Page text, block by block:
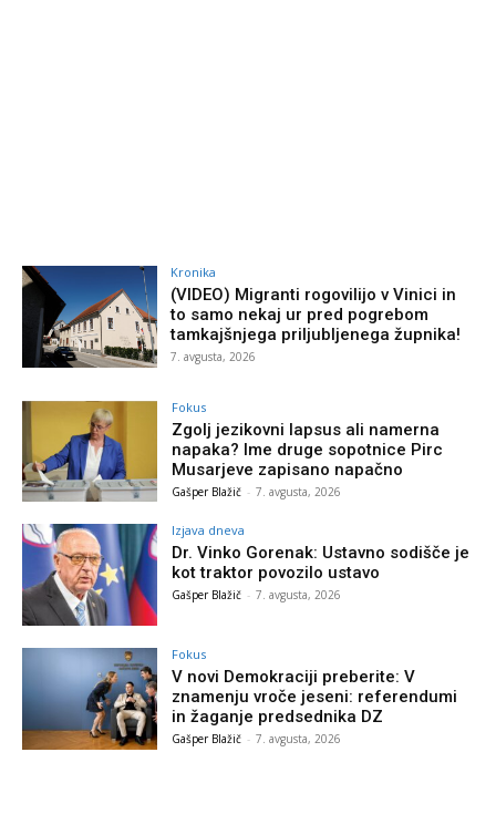
Kronika
(VIDEO) Migranti rogovilijo v Vinici in
to samo nekaj ur pred pogrebom
tamkajšnjega priljubljenega župnika!
7. avgusta, 2026
Fokus
Zgolj jezikovni lapsus ali namerna
napaka? Ime druge sopotnice Pirc
Musarjeve zapisano napačno
Gašper Blažič - 7. avgusta, 2026
Izjava dneva
Dr. Vinko Gorenak: Ustavno sodišče je
kot traktor povozilo ustavo
Gašper Blažič - 7. avgusta, 2026
Fokus
V novi Demokraciji preberite: V
znamenju vroče jeseni: referendumi
in žaganje predsednika DZ
Gašper Blažič - 7. avgusta, 2026